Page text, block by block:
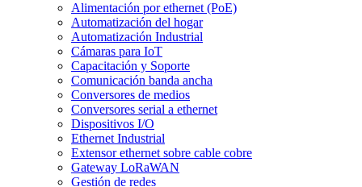
Alimentación por ethernet (PoE)
Automatización del hogar
Automatización Industrial
Cámaras para IoT
Capacitación y Soporte
Comunicación banda ancha
Conversores de medios
Conversores serial a ethernet
Dispositivos I/O
Ethernet Industrial
Extensor ethernet sobre cable cobre
Gateway LoRaWAN
Gestión de redes